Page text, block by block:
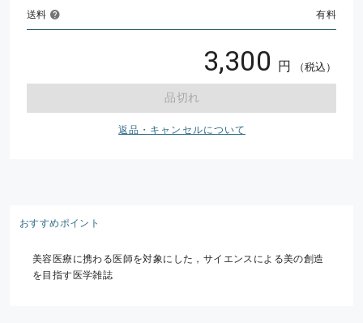
送料
有料
3,300 円 （税込）
品切れ
返品・キャンセルについて
おすすめポイント
美容医療に携わる医師を対象にした，サイエンスによる美の創造
を目指す医学雑誌